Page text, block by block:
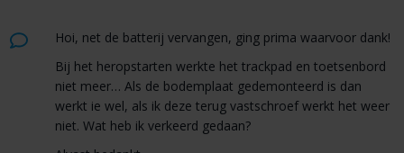
Hoi, net de batterij vervangen, ging prima waarvoor dank!
Bij het heropstarten werkte het trackpad en toetsenbord
niet meer… Als de bodemplaat gedemonteerd is dan
werkt ie wel, als ik deze terug vastschroef werkt het weer
niet. Wat heb ik verkeerd gedaan?